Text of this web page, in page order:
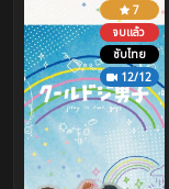
7
จบแล้ว
ซับไทย
12/12